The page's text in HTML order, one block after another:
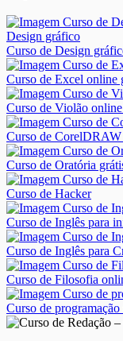
Curso de Design
Curso de Excel online
Curso de Violão
Curso de
Curso de Oratória
Curso de Hacker
Curso de Inglês para
Curso de Inglês para
Curso de Filosofia
Curso de